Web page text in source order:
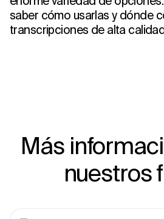
saber cómo usarlas y dónde
transcripciones de alta
Más
nuestros